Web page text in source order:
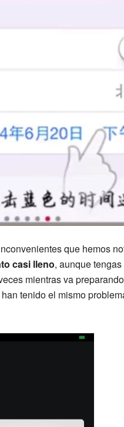
que hemos
casi lleno, aunque
mientras va
tenido el mismo